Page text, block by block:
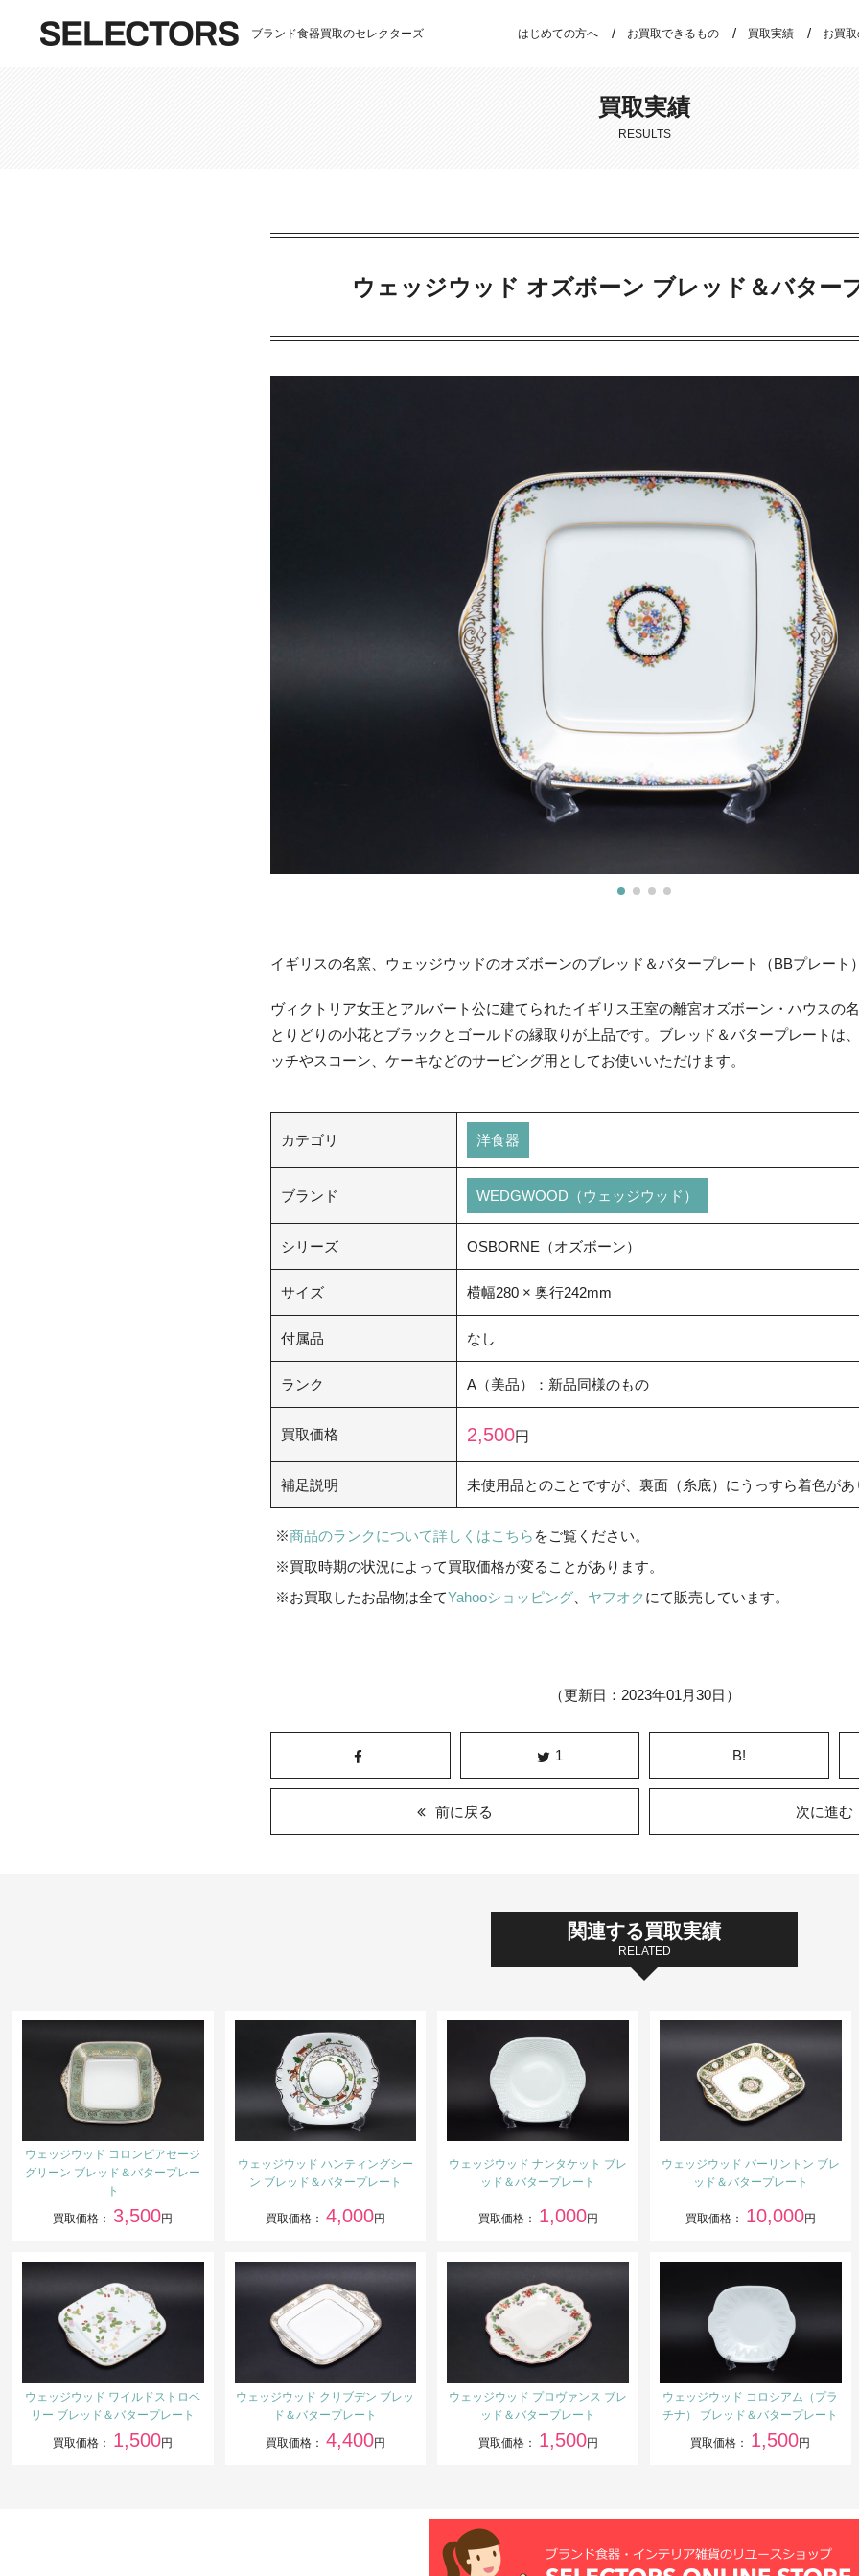
ブランド食器買取のセレクターズ はじめての方へ お買取できるもの 買取実績 お買
買取実績
RESULTS
ウェッジウッド オズボーン ブレッド＆バター
イギリスの名窯、ウェッジウッドのオズボーンのブレッド＆バタープレート（BBプレート
ヴィクトリア女王とアルバート公に建てられたイギリス王室の離宮オズボーン・ハウスの
とりどりの小花とブラックとゴールドの縁取りが上品です。ブレッド＆バタープレートは
ッチやスコーン、ケーキなどのサービング用としてお使いいただけます。
カテゴリ 洋食器
ブランド WEDGWOOD（ウェッジウッド）
シリーズ OSBORNE（オズボーン）
サイズ 横幅280 × 奥行242mm
付属品 なし
ランク A（美品）：新品同様のもの
買取価格 2,500円
補足説明 未使用品とのことですが、裏面（糸底）にうっすら着色があ
商品のランクについて詳しくはこちら をご覧ください。
買取時期の状況によって買取価格が変ることがあります。
お買取したお品物は全てYahooショッピング ヤフオクにて販売しています。
（更新日：2023年01月30日）
1 B!
前に戻る 次に進む
関連する買取実績
RELATED
ウェッジウッド コロンビアセージ
グリーン ブレッド＆バタープレー
ト
買取価格： 3,500円
ウェッジウッド ハンティングシー
ン ブレッド＆バタープレート
買取価格： 4,000円
ウェッジウッド ナンタケット ブレ
ッド＆バタープレート
買取価格： 1,000円
ウェッジウッド バーリントン ブレ
ッド＆バタープレート
買取価格： 10,000円
ウェッジウッド ワイルドストロベ
リー ブレッド＆バタープレート
買取価格： 1,500円
ウェッジウッド クリブデン ブレッ
ド＆バタープレート
買取価格： 4,400円
ウェッジウッド プロヴァンス ブレ
ッド＆バタープレート
買取価格： 1,500円
ウェッジウッド コロシアム（プラ
チナ） ブレッド＆バタープレート
買取価格： 1,500円